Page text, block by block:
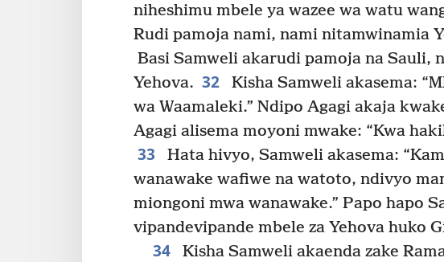
niheshimu mbele ya wazee wa watu
Rudi pamoja nami, nami nitamwinamia
Basi Samweli akarudi pamoja na Sauli,
Yehova. 32
Kisha Samweli akasema:
wa Waamaleki.” Ndipo Agagi akaja
Agagi alisema moyoni mwake: “Kwa
33
Hata hivyo, Samweli akasema:
wanawake wafiwe na watoto, ndivyo
miongoni mwa wanawake.” Papo hapo
vipandevipande mbele za Yehova huko
34
Kisha Samweli akaenda zake